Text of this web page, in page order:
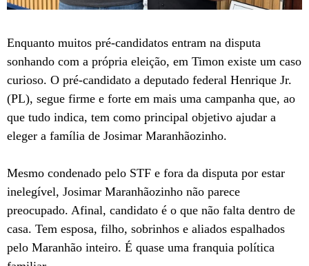
Enquanto muitos pré-candidatos entram na disputa
sonhando com a própria eleição, em Timon existe um caso
curioso. O pré-candidato a deputado federal Henrique Jr.
(PL), segue firme e forte em mais uma campanha que, ao
que tudo indica, tem como principal objetivo ajudar a
eleger a família de Josimar Maranhãozinho.
Mesmo condenado pelo STF e fora da disputa por estar
inelegível, Josimar Maranhãozinho não parece
preocupado. Afinal, candidato é o que não falta dentro de
casa. Tem esposa, filho, sobrinhos e aliados espalhados
pelo Maranhão inteiro. É quase uma franquia política